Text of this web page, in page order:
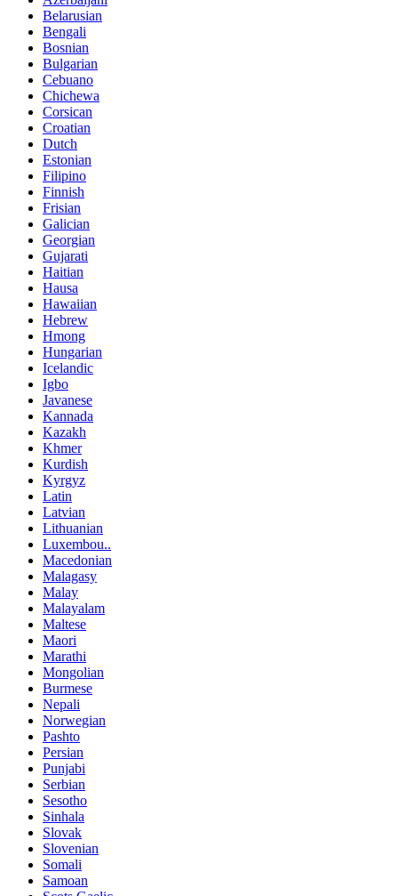
Belarusian
Bengali
Bosnian
Bulgarian
Cebuano
Chichewa
Corsican
Croatian
Dutch
Estonian
Filipino
Finnish
Frisian
Galician
Georgian
Gujarati
Haitian
Hausa
Hawaiian
Hebrew
Hmong
Hungarian
Icelandic
Igbo
Javanese
Kannada
Kazakh
Khmer
Kurdish
Kyrgyz
Latin
Latvian
Lithuanian
Luxembou..
Macedonian
Malagasy
Malay
Malayalam
Maltese
Maori
Marathi
Mongolian
Burmese
Nepali
Norwegian
Pashto
Persian
Punjabi
Serbian
Sesotho
Sinhala
Slovak
Slovenian
Somali
Samoan